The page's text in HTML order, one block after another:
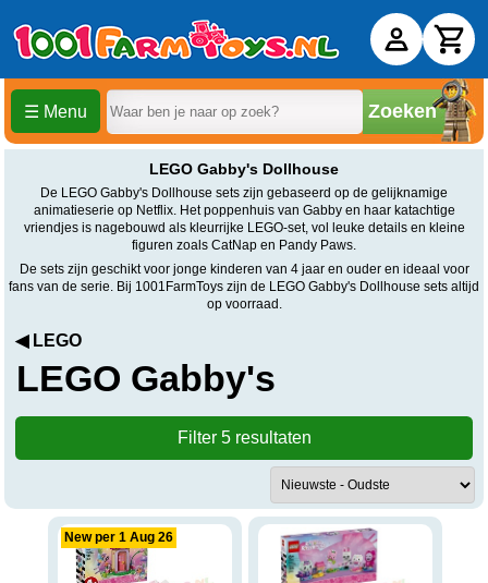
☰ Menu Zoeken
LEGO Gabby's kopen
LEGO Gabby's Dollhouse
De LEGO Gabby's Dollhouse sets zijn gebaseerd op de gelijknamige
animatieserie op Netflix. Het poppenhuis van Gabby en haar katachtige
vriendjes is nagebouwd als kleurrijke LEGO-set, vol leuke details en kleine
figuren zoals CatNap en Pandy Paws.
De sets zijn geschikt voor jonge kinderen van 4 jaar en ouder en ideaal voor
fans van de serie. Bij 1001FarmToys zijn de LEGO Gabby's Dollhouse sets altijd
op voorraad.
◀ LEGO
LEGO Gabby's
Filter 5 resultaten
New per 1 Aug 26